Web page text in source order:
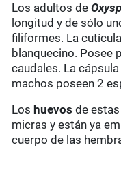
Los adultos de
longitud y de sólo
filiformes. La
blanquecino. Posee
caudales. La
machos poseen 2
Los huevos de
micras y están ya
cuerpo de las